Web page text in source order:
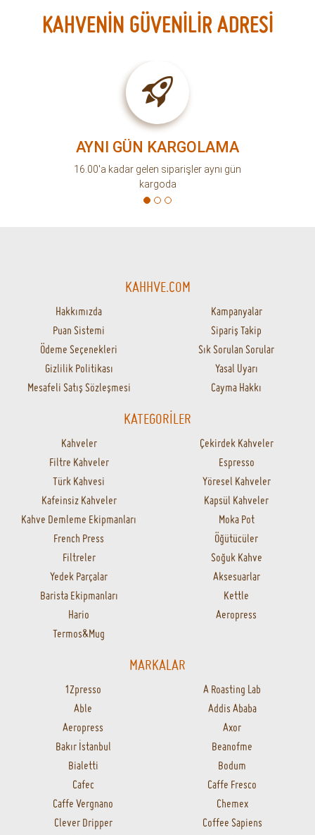
KAHVENİN GÜVENİLİR ADRESİ
AYNI GÜN KARGOLAMA
16.00'a kadar gelen siparişler aynı gün
kargoda
KAHHVE.COM
Hakkımızda
Kampanyalar
Puan Sistemi
Sipariş Takip
Ödeme Seçenekleri
Sık Sorulan Sorular
Gizlilik Politikası
Yasal Uyarı
Mesafeli Satış Sözleşmesi
Cayma Hakkı
KATEGORİLER
Kahveler
Çekirdek Kahveler
Filtre Kahveler
Espresso
Türk Kahvesi
Yöresel Kahveler
Kafeinsiz Kahveler
Kapsül Kahveler
Kahve Demleme Ekipmanları
Moka Pot
French Press
Öğütücüler
Filtreler
Soğuk Kahve
Yedek Parçalar
Aksesuarlar
Barista Ekipmanları
Kettle
Hario
Aeropress
Termos&Mug
MARKALAR
1Zpresso
A Roasting Lab
Able
Addis Ababa
Aeropress
Axor
Bakır İstanbul
Beanofme
Bialetti
Bodum
Cafec
Caffe Fresco
Caffe Vergnano
Chemex
Clever Dripper
Coffee Sapiens